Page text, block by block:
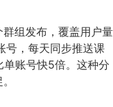
组发布，覆盖用户量
号，每天同步推送课
账号快5倍。这种分